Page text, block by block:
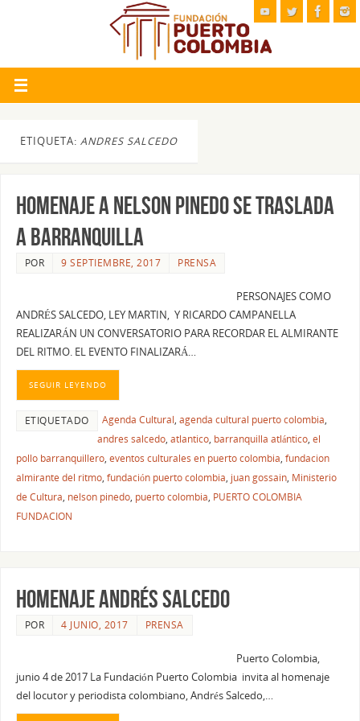
ETIQUETA: ANDRES SALCEDO
HOMENAJE A NELSON PINEDO SE TRASLADA
A BARRANQUILLA
POR 9 SEPTIEMBRE, 2017 PRENSA
PERSONAJES COMO
ANDRÉS SALCEDO, LEY MARTIN, Y RICARDO CAMPANELLA
REALIZARÁN UN CONVERSATORIO PARA RECORDAR EL ALMIRANTE
DEL RITMO. EL EVENTO FINALIZARÁ…
SEGUIR LEYENDO
ETIQUETADO Agenda Cultural, agenda cultural puerto colombia,
andres salcedo, atlantico, barranquilla atlántico, el
pollo barranquillero, eventos culturales en puerto colombia, fundacion
almirante del ritmo, fundación puerto colombia, juan gossain, Ministerio
de Cultura, nelson pinedo, puerto colombia, PUERTO COLOMBIA
FUNDACION
HOMENAJE ANDRÉS SALCEDO
POR 4 JUNIO, 2017 PRENSA
Puerto Colombia,
junio 4 de 2017 La Fundación Puerto Colombia invita al homenaje
del locutor y periodista colombiano, Andrés Salcedo,…